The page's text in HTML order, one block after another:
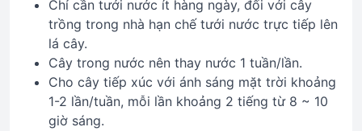
Chỉ cần tưới nước ít hàng ngày, đối với cây
trồng trong nhà hạn chế tưới nước trực tiếp lên
lá cây.
Cây trong nước nên thay nước 1 tuần/lần.
Cho cây tiếp xúc với ánh sáng mặt trời khoảng
1-2 lần/tuần, mỗi lần khoảng 2 tiếng từ 8 ~ 10
giờ sáng.